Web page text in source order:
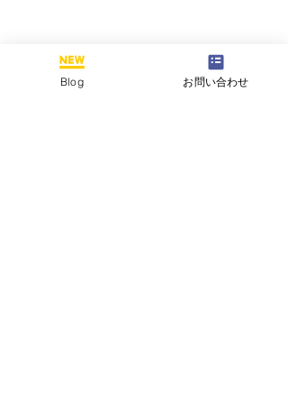
Blog お問い合わせ